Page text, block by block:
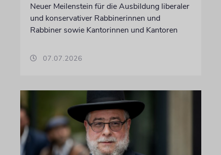
Neuer Meilenstein für die Ausbildung liberaler
und konservativer Rabbinerinnen und
Rabbiner sowie Kantorinnen und Kantoren
07.07.2026